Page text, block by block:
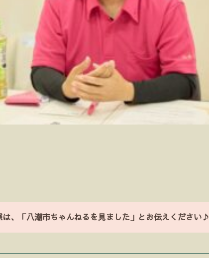
、「八潮市ちゃんねるを見ました」とお伝えください♪